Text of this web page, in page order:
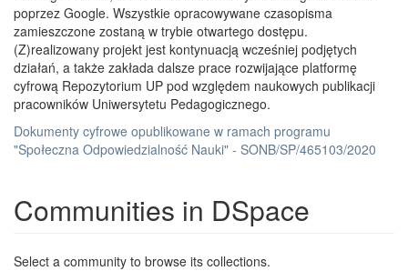
poprzez Google. Wszystkie opracowywane czasopisma
zamieszczone zostaną w trybie otwartego dostępu.
(Z)realizowany projekt jest kontynuacją wcześniej podjętych
działań, a także zakłada dalsze prace rozwijające platformę
cyfrową Repozytorium UP pod względem naukowych publikacji
pracowników Uniwersytetu Pedagogicznego.
Dokumenty cyfrowe opublikowane w ramach programu
"Społeczna Odpowiedzialność Nauki" - SONB/SP/465103/2020
Communities in DSpace
Select a community to browse its collections.